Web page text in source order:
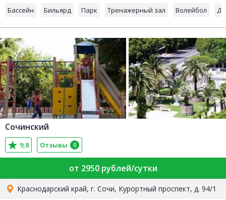
Бассейн Бильярд Парк Тренажерный зал Волейбол
Сочинский
9,8 Отзывы 0
от 2950 рублей/сутки
Краснодарский край, г. Сочи, Курортный проспект, д. 94/1